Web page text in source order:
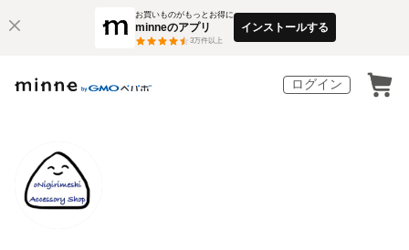
お買いものがもっとお得に
minneのアプリ
3万件以上
インストールする
ログイン